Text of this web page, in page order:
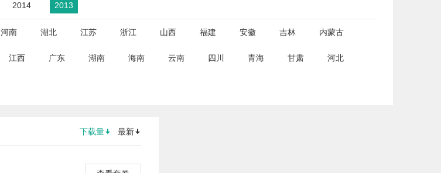
2014 2013
河南 湖北 江苏 浙江 山西 福建 安徽 吉林 内蒙古
江西 广东 湖南 海南 云南 四川 青海 甘肃 河北
下载量 最新